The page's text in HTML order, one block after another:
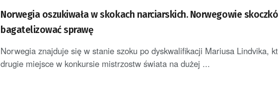
Norwegia oszukiwała w skokach narciarskich. Norwegowie
bagatelizować sprawę
Norwegia znajduje się w stanie szoku po dyskwalifikacji Mariusa Lindvika,
drugie miejsce w konkursie mistrzostw świata na dużej ...